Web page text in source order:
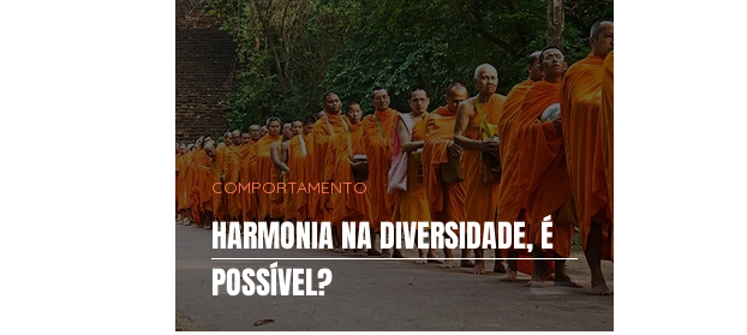
HARMONIA NA DIVERSIDADE, É
POSSÍVEL?
COMPORTAMENTO